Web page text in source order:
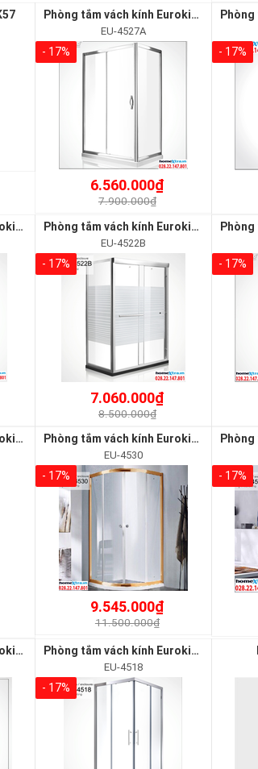
Phòng tắm vách kính Euroking EU-4527A
EU-4527A
- 17%
6.560.000₫
7.900.000₫
- 17%
Phòng tắm vách kính Euroking EU-4523 Phòng tắm vách kính Euroking EU-4522B
EU-4522B
- 17%
7.060.000₫
8.500.000₫
- 17%
Phòng tắm vách kính Euroking EU-4519A Phòng tắm vách kính Euroking EU-4530
EU-4530
- 17%
9.545.000₫
11.500.000₫
- 17%
Phòng tắm vách kính Euroking EU-4506A Phòng tắm vách kính Euroking EU-4518
EU-4518
- 17%